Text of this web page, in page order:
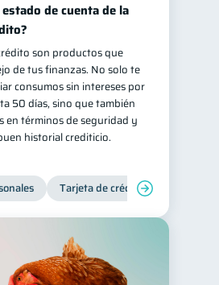
de cuenta de la
son productos que
de tus finanzas. No solo te
consumos sin intereses por
50 días, sino que también
en términos de seguridad y
historial crediticio.
Tarjeta de crédito